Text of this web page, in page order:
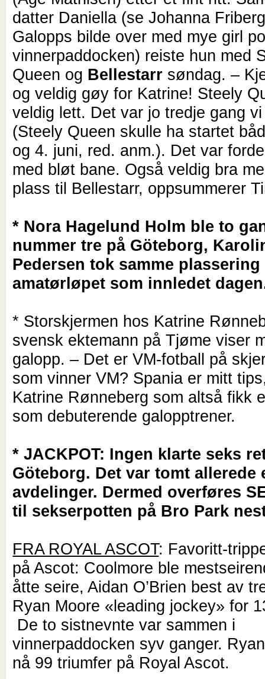
datter Daniella (se Johanna
Galopps bilde over med mye girl
vinnerpaddocken) reiste hun med
Queen og Bellestarr søndag. –
og veldig gøy for Katrine! Steely
veldig lett. Det var jo tredje gang
(Steely Queen skulle ha startet
og 4. juni, red. anm.). Det var
med bløt bane. Også veldig bra
plass til Bellestarr, oppsummerer
* Nora Hagelund Holm ble to
nummer tre på Göteborg,
Pedersen tok samme plassering
amatørløpet som innledet
* Storskjermen hos Katrine
svensk ektemann på Tjøme viser
galopp. – Det er VM-fotball på
som vinner VM? Spania er mitt
Katrine Rønneberg som altså fikk
som debuterende galopptrener.
* JACKPOT: Ingen klarte seks
Göteborg. Det var tomt allerede
avdelinger. Dermed overføres
til sekserpotten på Bro Park
FRA ROYAL ASCOT: Favoritt-
på Ascot: Coolmore ble
åtte seire, Aidan O’Brien best av
Ryan Moore «leading jockey» for
De to sistnevnte var sammen i
vinnerpaddocken syv ganger.
nå 99 triumfer på Royal Ascot.